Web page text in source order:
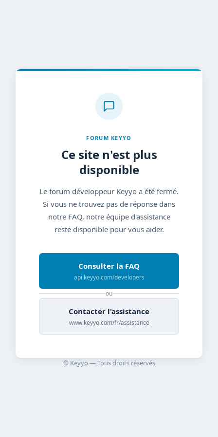
FORUM KEYYO
Ce site n'est plus
disponible
Le forum développeur Keyyo a été fermé.
Si vous ne trouvez pas de réponse dans
notre FAQ, notre équipe d'assistance
reste disponible pour vous aider.
Consulter la FAQ
api.keyyo.com/developers
ou
Contacter l'assistance
www.keyyo.com/fr/assistance
© Keyyo — Tous droits réservés